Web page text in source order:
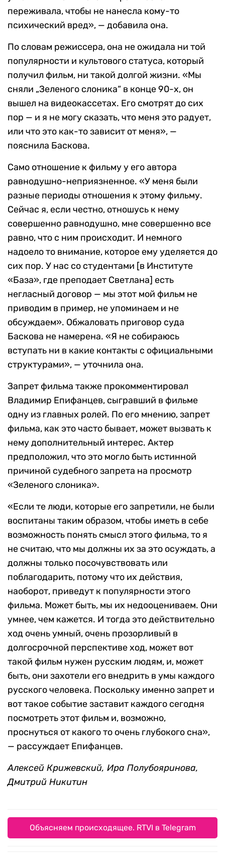
переживала, чтобы не нанесла кому-то
психический вред», — добавила она.
По словам режиссера, она не ожидала ни той
популярности и культового статуса, который
получил фильм, ни такой долгой жизни. «Мы
сняли „Зеленого слоника“ в конце 90-х, он
вышел на видеокассетах. Его смотрят до сих
пор — и я не могу сказать, что меня это радует,
или что это как-то зависит от меня», —
пояснила Баскова.
Само отношение к фильму у его автора
равнодушно-неприязненное. «У меня были
разные периоды отношения к этому фильму.
Сейчас я, если честно, отношусь к нему
совершенно равнодушно, мне совершенно все
равно, что с ним происходит. И немного
надоело то внимание, которое ему уделяется до
сих пор. У нас со студентами [в Институте
«База», где преподает Светлана] есть
негласный договор — мы этот мой фильм не
приводим в пример, не упоминаем и не
обсуждаем». Обжаловать приговор суда
Баскова не намерена. «Я не собираюсь
вступать ни в какие контакты с официальными
структурами», — уточнила она.
Запрет фильма также прокомментировал
Владимир Епифанцев, сыгравший в фильме
одну из главных ролей. По его мнению, запрет
фильма, как это часто бывает, может вызвать к
нему дополнительный интерес. Актер
предположил, что это могло быть истинной
причиной судебного запрета на просмотр
«Зеленого слоника».
«Если те люди, которые его запретили, не были
воспитаны таким образом, чтобы иметь в себе
возможность понять смысл этого фильма, то я
не считаю, что мы должны их за это осуждать, а
должны только посочувствовать или
поблагодарить, потому что их действия,
наоборот, приведут к популярности этого
фильма. Может быть, мы их недооцениваем. Они
умнее, чем кажется. И тогда это действительно
ход очень умный, очень прозорливый в
долгосрочной перспективе ход, может вот
такой фильм нужен русским людям, и, может
быть, они захотели его внедрить в умы каждого
русского человека. Поскольку именно запрет и
вот такое событие заставит каждого сегодня
посмотреть этот фильм и, возможно,
проснуться от какого то очень глубокого сна»,
— рассуждает Епифанцев.
Алексей Крижевский, Ира Полубояринова,
Дмитрий Никитин
Объясняем происходящее. RTVI в Telegram